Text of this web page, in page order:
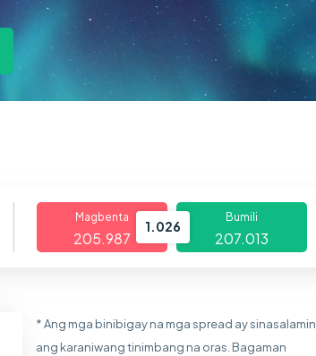
Magbenta
205.987
1.026
Bumili
207.013
* Ang mga binibigay na mga spread ay sinasalamin
ang karaniwang tinimbang na oras. Bagaman